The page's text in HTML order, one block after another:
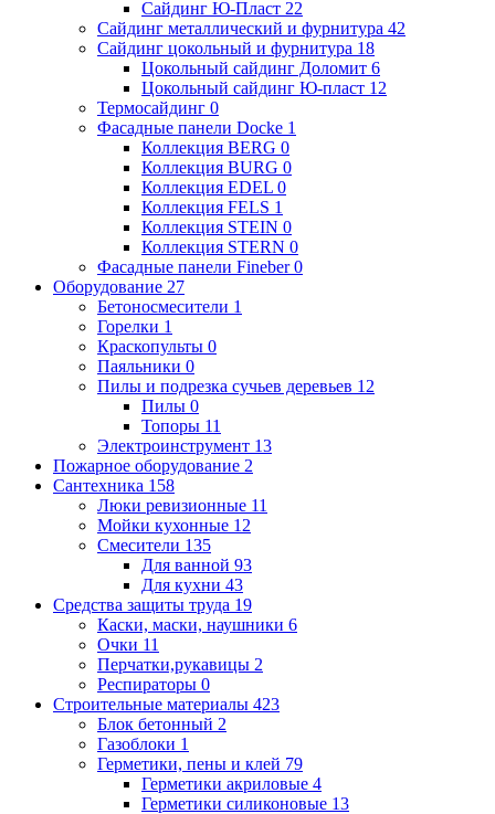
Сайдинг Ю-Пласт 22
Сайдинг металлический и фурнитура 42
Сайдинг цокольный и фурнитура 18
Цокольный сайдинг Доломит 6
Цокольный сайдинг Ю-пласт 12
Термосайдинг 0
Фасадные панели Docke 1
Коллекция BERG 0
Коллекция BURG 0
Коллекция EDEL 0
Коллекция FELS 1
Коллекция STEIN 0
Коллекция STERN 0
Фасадные панели Fineber0
Оборудование 27
Бетоносмесители 1
Горелки 1
Краскопульты 0
Паяльники 0
Пилы и подрезка сучьев деревьев 12
Пилы 0
Топоры 11
Электроинструмент 13
Пожарное оборудование 2
Сантехника 158
Люки ревизионные 11
Мойки кухонные 12
Смесители 135
Для ванной 93
Для кухни 43
Средства защиты труда 19
Каски, маски, наушники 6
Очки 11
Перчатки,рукавицы 2
Респираторы 0
Строительные материалы 423
Блок бетонный 2
Газоблоки 1
Герметики, пены и клей 79
Герметики акриловые 4
Герметики силиконовые 13